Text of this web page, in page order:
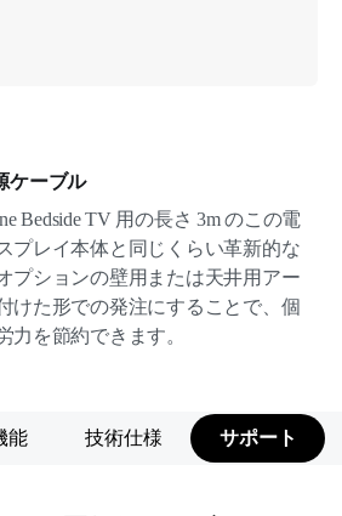
ケーブル
Bedside TV 用の長さ 3m のこの電
プレイ本体と同じくらい革新的な
プションの壁用または天井用アー
けた形での発注にすることで、個
力を節約できます。
能 技術仕様 サポート